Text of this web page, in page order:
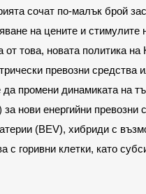
сочат по-малък брой
на цените и
от това, новата политика
превозни средства
промени динамиката на
нови енергийни превозни
(BEV), хибриди с
с горивни клетки, като